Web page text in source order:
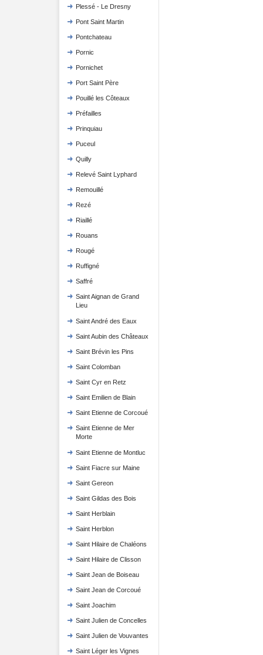
Plessé - Le Dresny
Pont Saint Martin
Pontchateau
Pornic
Pornichet
Port Saint Père
Pouillé les Côteaux
Préfailles
Prinquiau
Puceul
Quilly
Relevé Saint Lyphard
Remouillé
Rezé
Riaillé
Rouans
Rougé
Ruffigné
Saffré
Saint Aignan de Grand
Lieu
Saint André des Eaux
Saint Aubin des Châteaux
Saint Brévin les Pins
Saint Colomban
Saint Cyr en Retz
Saint Emilien de Blain
Saint Etienne de Corcoué
Saint Etienne de Mer
Morte
Saint Etienne de Montluc
Saint Fiacre sur Maine
Saint Gereon
Saint Gildas des Bois
Saint Herblain
Saint Herblon
Saint Hilaire de Chaléons
Saint Hilaire de Clisson
Saint Jean de Boiseau
Saint Jean de Corcoué
Saint Joachim
Saint Julien de Concelles
Saint Julien de Vouvantes
Saint Léger les Vignes